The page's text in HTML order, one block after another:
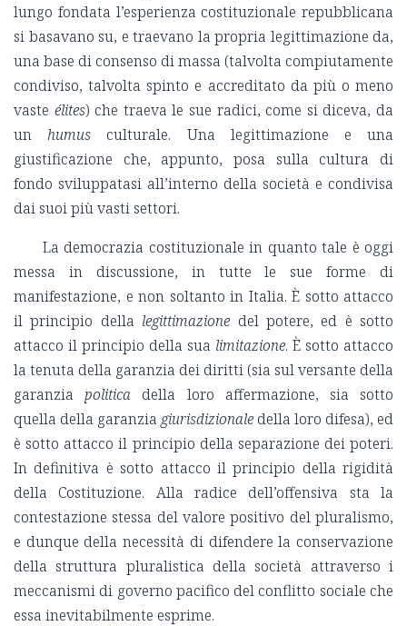
lungo fondata l’esperienza costituzionale repubblicana
si basavano su, e traevano la propria legittimazione da,
una base di consenso di massa (talvolta compiutamente
condiviso, talvolta spinto e accreditato da più o meno
vaste élites) che traeva le sue radici, come si diceva, da
unhumus culturale. Una legittimazione e una
giustificazione che, appunto, posa sulla cultura di
fondo sviluppatasi all’interno della società e condivisa
dai suoi più vasti settori.
La democrazia costituzionale in quanto tale è oggi
messa in discussione, in tutte le sue forme di
manifestazione, e non soltanto in Italia. È sotto attacco
il principio della legittimazione del potere, ed è sotto
attacco il principio della sua limitazione. È sotto attacco
la tenuta della garanzia dei diritti (sia sul versante della
garanziapolitica della loro affermazione, sia sotto
quella della garanzia giurisdizionale della loro difesa), ed
è sotto attacco il principio della separazione dei poteri.
In definitiva è sotto attacco il principio della rigidità
della Costituzione. Alla radice dell’offensiva sta la
contestazione stessa del valore positivo del pluralismo,
e dunque della necessità di difendere la conservazione
della struttura pluralistica della società attraverso i
meccanismi di governo pacifico del conflitto sociale che
essa inevitabilmente esprime.